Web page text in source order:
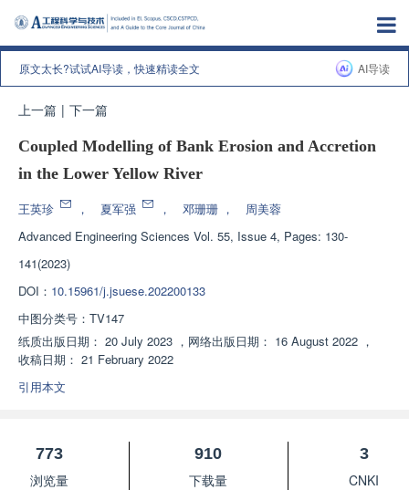
原文太长?试试AI导读，快速精读全文 AI导读
上一篇 | 下一篇
Coupled Modelling of Bank Erosion and Accretion
in the Lower Yellow River
王英珍 ， 夏军强 ， 邓珊珊 ，
周美蓉
Advanced Engineering Sciences Vol. 55, Issue 4, Pages: 130-
141(2023)
DOI： 10.15961/j.jsuese.202200133
中图分类号： TV147
纸质出版日期： 20 July 2023 ， 网络出版日期： 16 August 2022 ，
收稿日期： 21 February 2022
引用本文
773
浏览量
910
下载量
3
CNKI